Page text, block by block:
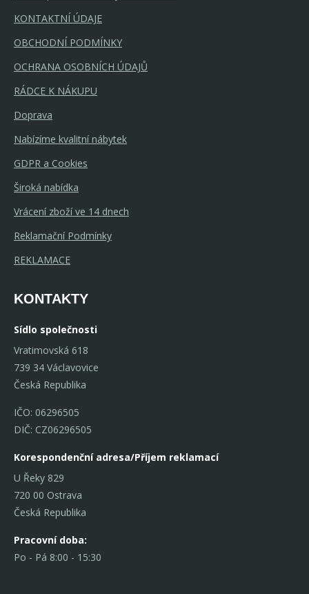
KONTAKTNÍ ÚDAJE
OBCHODNÍ PODMÍNKY
OCHRANA OSOBNÍCH ÚDAJŮ
RÁDCE K NÁKUPU
Doprava
Nabízíme kvalitní nábytek
GDPR a Cookies
Široká nabídka
Vrácení zboží ve 14 dnech
Reklamační Podmínky
REKLAMACE
KONTAKTY
Sídlo společnosti
Vratimovská 618
739 34 Václavovice
Česká Republika
IČO: 06296505
DIČ: CZ06296505
Korespondenční adresa/Příjem reklamací
U Řeky 829
720 00 Ostrava
Česká Republika
Pracovní doba:
Po - Pá 8:00 - 15:30